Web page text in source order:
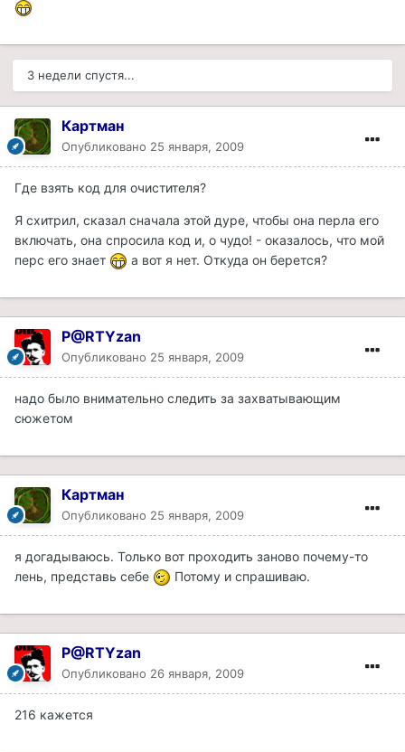
3 недели спустя...
Картман
Опубликовано 25 января, 2009
Где взять код для очистителя?
Я схитрил, сказал сначала этой дуре, чтобы она перла его
включать, она спросила код и, о чудо! - оказалось, что мой
перс его знает
а вот я нет. Откуда он берется?
P@RTYzan
Опубликовано 25 января, 2009
надо было внимательно следить за захватывающим
сюжетом
Картман
Опубликовано 25 января, 2009
я догадываюсь. Только вот проходить заново почему-то
лень, представь себе
Потому и спрашиваю.
P@RTYzan
Опубликовано 26 января, 2009
216 кажется